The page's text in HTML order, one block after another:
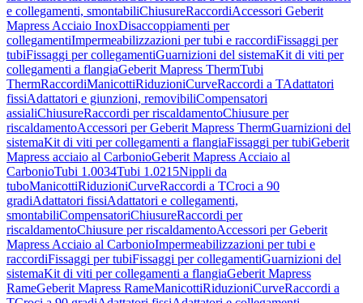
e collegamenti, smontabiliChiusureRaccordiAccessori Geberit
Mapress Acciaio InoxDisaccoppiamenti per
collegamentiImpermeabilizzazioni per tubi e raccordiFissaggi per
tubiFissaggi per collegamentiGuarnizioni del sistemaKit di viti per
collegamenti a flangiaGeberit Mapress ThermTubi
ThermRaccordiManicottiRiduzioniCurveRaccordi a TAdattatori
fissiAdattatori e giunzioni, removibiliCompensatori
assialiChiusureRaccordi per riscaldamentoChiusure per
riscaldamentoAccessori per Geberit Mapress ThermGuarnizioni del
sistemaKit di viti per collegamenti a flangiaFissaggi per tubiGeberit
Mapress acciaio al CarbonioGeberit Mapress Acciaio al
CarbonioTubi 1.0034Tubi 1.0215Nippli da
tuboManicottiRiduzioniCurveRaccordi a TCroci a 90
gradiAdattatori fissiAdattatori e collegamenti,
smontabiliCompensatoriChiusureRaccordi per
riscaldamentoChiusure per riscaldamentoAccessori per Geberit
Mapress Acciaio al CarbonioImpermeabilizzazioni per tubi e
raccordiFissaggi per tubiFissaggi per collegamentiGuarnizioni del
sistemaKit di viti per collegamenti a flangiaGeberit Mapress
RameGeberit Mapress RameManicottiRiduzioniCurveRaccordi a